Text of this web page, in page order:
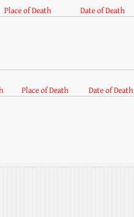
Place of Death
Date of Death
Place of Death
Date of Death